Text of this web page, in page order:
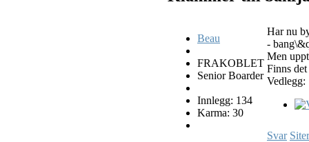
Beau
FRAKOBLET
Senior Boarder
Innlegg: 134
Karma: 30
Har nu
-
Men
Finns
Vedlegg:
Svar Siter